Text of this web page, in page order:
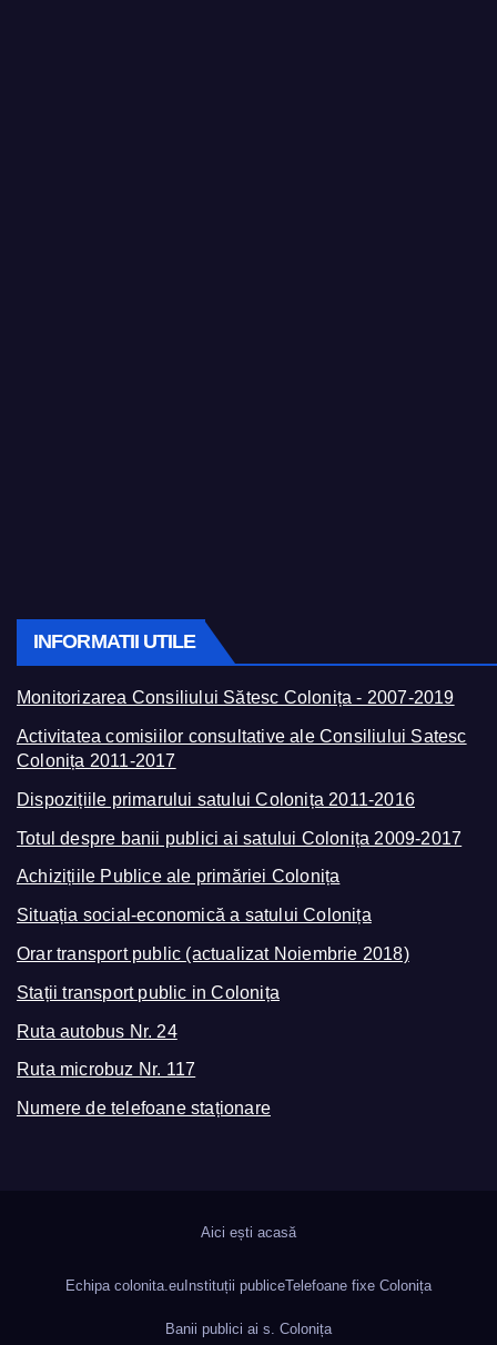
INFORMATII UTILE
Monitorizarea Consiliului Sătesc Colonița - 2007-2019
Activitatea comisiilor consultative ale Consiliului Satesc
Colonița 2011-2017
Dispozițiile primarului satului Colonița 2011-2016
Totul despre banii publici ai satului Colonița 2009-2017
Achizițiile Publice ale primăriei Colonița
Situația social-economică a satului Colonița
Orar transport public (actualizat Noiembrie 2018)
Stații transport public in Colonița
Ruta autobus Nr. 24
Ruta microbuz Nr. 117
Numere de telefoane staționare
Aici ești acasă
Echipa colonita.eu Instituții publiceTelefoane fixe Colonița
Banii publici ai s. Colonița